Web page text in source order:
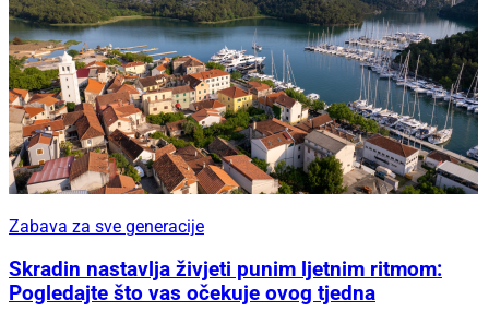
Zabava za sve generacije
Skradin nastavlja živjeti punim ljetnim ritmom:
Pogledajte što vas očekuje ovog tjedna